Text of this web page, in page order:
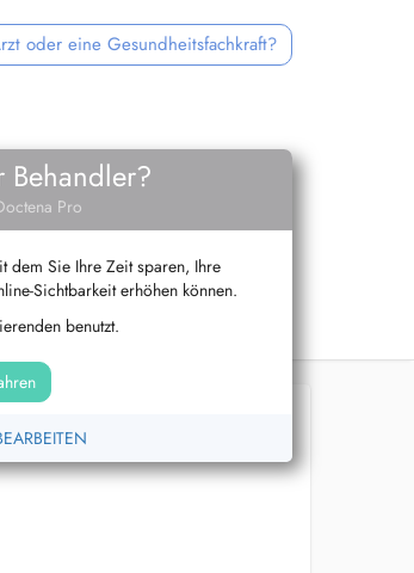
oder eine Gesundheitsfachkraft?
Behandler?
Pro
dem Sie Ihre Zeit sparen, Ihre
Sichtbarkeit erhöhen können.
benutzt.